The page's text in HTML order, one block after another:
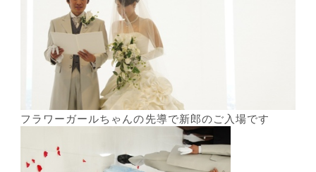
フラワーガールちゃんの先導で新郎のご入場です